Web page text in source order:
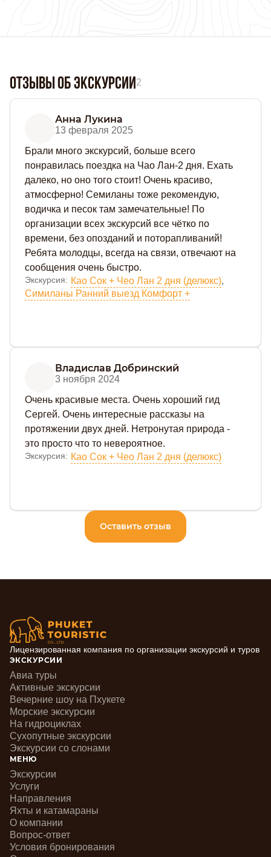
Отзывы об экскурсии2
Анна Лукина
13 февраля 2025
Брали много экскурсий, больше всего
понравилась поездка на Чао Лан-2 дня. Ехать
далеко, но оно того стоит! Очень красиво,
атмосферно! Семиланы тоже рекомендую,
водичка и песок там замечательные! По
организации всех экскурсий все чётко по
времени, без опозданий и поторапливаний!
Ребята молодцы, всегда на связи, отвечают на
сообщения очень быстро.
Экскурсия: Као Сок + Чео Лан 2 дня (делюкс),
Симиланы Ранний выезд Комфорт +
Владислав Добринский
3 ноября 2024
Очень красивые места. Очень хороший гид
Сергей. Очень интересные рассказы на
протяжении двух дней. Нетронутая природа -
это просто что то невероятное.
Экскурсия: Као Сок + Чео Лан 2 дня (делюкс)
Оставить отзыв
Лицензированная компания по организации экскурсий и туров
ЭКСКУРСИИ
Авиа туры
Активные экскурсии
Вечерние шоу на Пхукете
Морские экскурсии
На гидроциклах
Сухопутные экскурсии
Экскурсии со слонами
МЕНЮ
Экскурсии
Услуги
Направления
Яхты и катамараны
О компании
Вопрос-ответ
Условия бронирования